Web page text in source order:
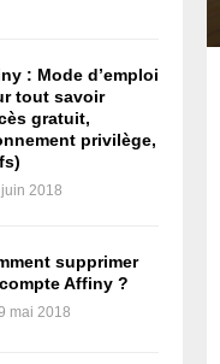
: Mode d’emploi
tout savoir
gratuit,
privilège,
juin 2018
supprimer
Affiny ?
mai 2018